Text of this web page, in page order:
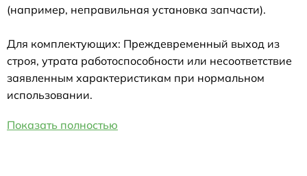
(например, неправильная установка запчасти).
Для комплектующих: Преждевременный выход из
строя, утрата работоспособности или несоответствие
заявленным характеристикам при нормальном
использовании.
Показать полностью